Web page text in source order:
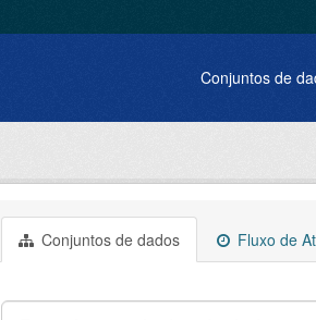
Conjuntos de
Conjuntos de dados Fluxo de